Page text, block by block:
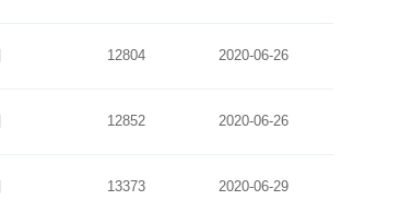
12804 2020-06-26
12852 2020-06-26
13373 2020-06-29